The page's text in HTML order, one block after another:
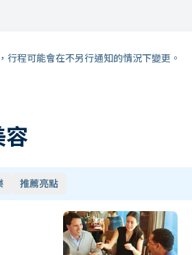
程可能會在不另行通知的情況下變更。
推薦亮點